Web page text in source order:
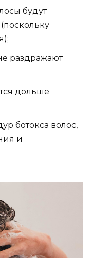
будут
раздражают
дольше
ботокса волос,
и